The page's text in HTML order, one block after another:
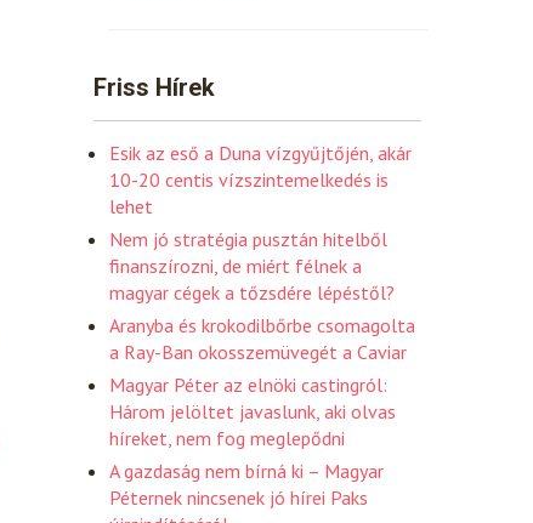
Friss Hírek
Esik az eső a Duna vízgyűjtőjén, akár
10-20 centis vízszintemelkedés is
lehet
Nem jó stratégia pusztán hitelből
finanszírozni, de miért félnek a
magyar cégek a tőzsdére lépéstől?
Aranyba és krokodilbőrbe csomagolta
a Ray-Ban okosszemüvegét a Caviar
Magyar Péter az elnöki castingról:
Három jelöltet javaslunk, aki olvas
híreket, nem fog meglepődni
A gazdaság nem bírná ki – Magyar
Péternek nincsenek jó hírei Paks